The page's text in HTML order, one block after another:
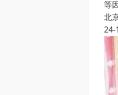
等
北
24-